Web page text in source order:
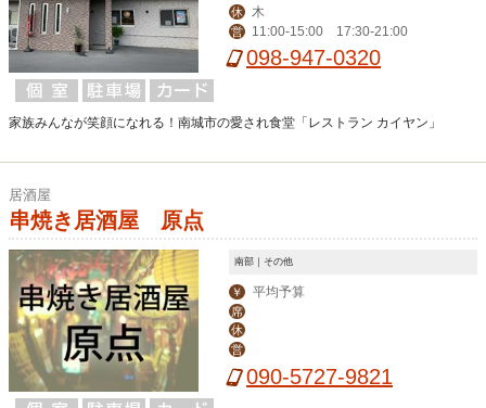
休
木
営 11:00-15:00 17:30-21:00
098-947-0320
家族みんなが笑顔になれる！南城市の愛され食堂「レストラン カイヤン」
居酒屋
串焼き居酒屋 原点
南部｜その他
￥ 平均予算
席
休
営
090-5727-9821